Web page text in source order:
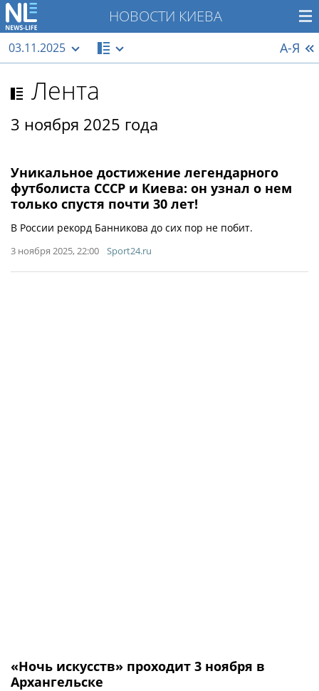
НОВОСТИ КИЕВА
03.11.2025 А-Я
Лента
3 ноября 2025 года
Уникальное достижение легендарного
футболиста СССР и Киева: он узнал о нем
только спустя почти 30 лет!
В России рекорд Банникова до сих пор не побит.
3 ноября 2025, 22:00 Sport24.ru
«Ночь искусств» проходит 3 ноября в
Архангельске